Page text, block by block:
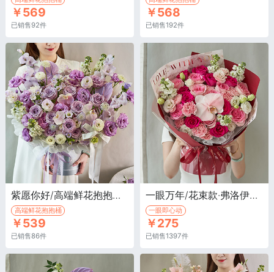
￥569
已销售92件
￥568
已销售192件
紫愿你好/高端鲜花抱抱桶·浅紫色玫瑰11枝，白色蝴蝶兰3朵，紫色卷边桔梗7枝
高端鲜花抱抱桶
￥539
已销售86件
一眼万年/花束款·弗洛伊德玫瑰10枝，洛神玫瑰9枝，蝴蝶兰/康乃馨/紫罗兰/桔梗等搭配
一眼即心动
￥275
已销售1397件